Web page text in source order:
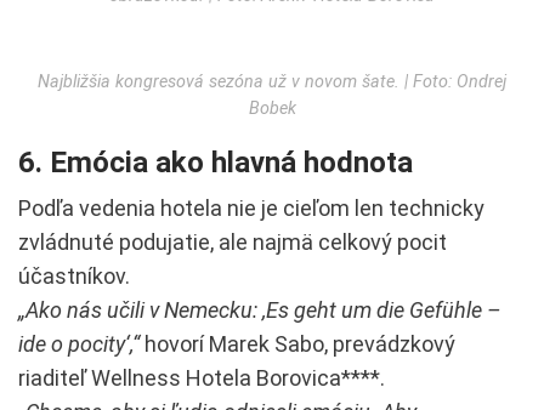
Najbližšia kongresová sezóna už v novom šate. | Foto: Ondrej
Bobek
6. Emócia ako hlavná hodnota
Podľa vedenia hotela nie je cieľom len technicky
zvládnuté podujatie, ale najmä celkový pocit
účastníkov.
„Ako nás učili v Nemecku: ,Es geht um die Gefühle –
ide o pocity‘,“ hovorí Marek Sabo, prevádzkový
riaditeľ Wellness Hotela Borovica****.